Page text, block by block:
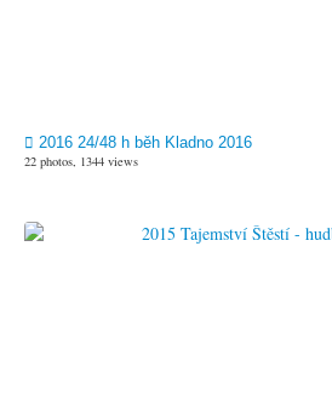
2016 24/48 h běh Kladno 2016
22 photos, 1344 views